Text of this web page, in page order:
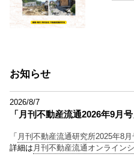
お知らせ
2026/8/7
「月刊不動産流通2026年9月
「 月刊不動産流通研究所2025年8月
詳細は 月刊不動産流通オンライン